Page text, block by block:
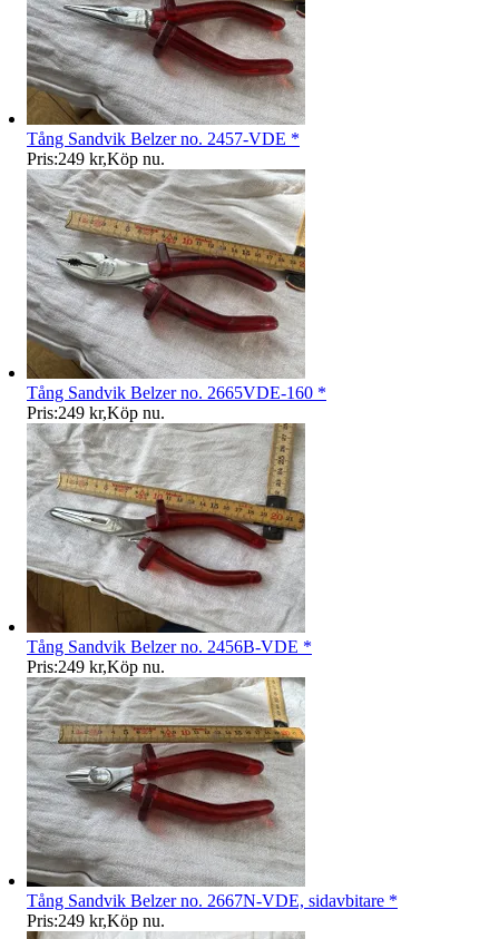
Tång Sandvik Belzer no. 2457-VDE *
Pris:249 kr,Köp nu.
Tång Sandvik Belzer no. 2665VDE-160 *
Pris:249 kr,Köp nu.
Tång Sandvik Belzer no. 2456B-VDE *
Pris:249 kr,Köp nu.
Tång Sandvik Belzer no. 2667N-VDE, sidavbitare *
Pris:249 kr,Köp nu.